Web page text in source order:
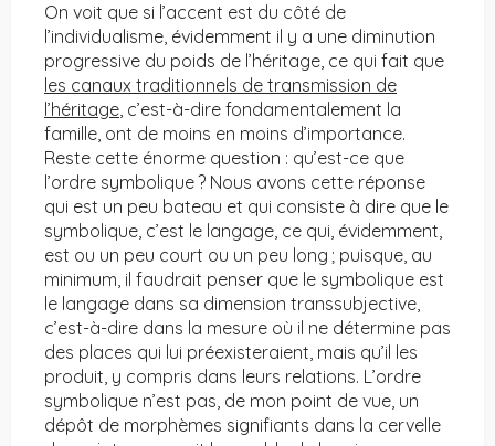
On voit que si l’accent est du côté de
l’individualisme, évidemment il y a une diminution
progressive du poids de l’héritage, ce qui fait que
les canaux traditionnels de transmission de
l’héritage, c’est-à-dire fondamentalement la
famille, ont de moins en moins d’importance.
Reste cette énorme question : qu’est-ce que
l’ordre symbolique ? Nous avons cette réponse
qui est un peu bateau et qui consiste à dire que le
symbolique, c’est le langage, ce qui, évidemment,
est ou un peu court ou un peu long ; puisque, au
minimum, il faudrait penser que le symbolique est
le langage dans sa dimension transsubjective,
c’est-à-dire dans la mesure où il ne détermine pas
des places qui lui préexisteraient, mais qu’il les
produit, y compris dans leurs relations. L’ordre
symbolique n’est pas, de mon point de vue, un
dépôt de morphèmes signifiants dans la cervelle